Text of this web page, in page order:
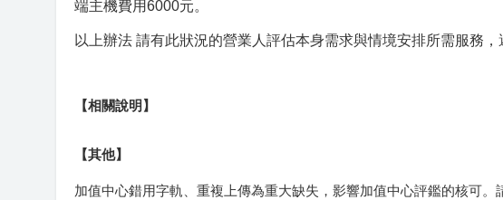
端主機費用6000元。
以上辦法 請有此狀況的營業人評估本身需求與情境安排所需服務，
【相關說明】
【其他】
加值中心錯用字軌、重複上傳為重大缺失，影響加值中心評鑑的核可。